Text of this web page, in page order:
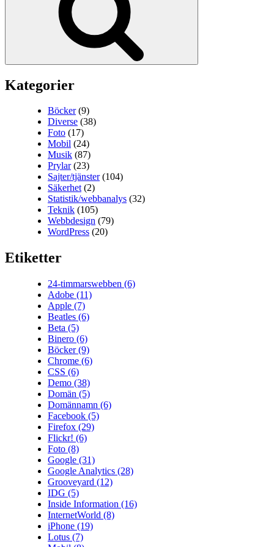
Kategorier
Böcker(9)
Diverse (38)
Foto (17)
Mobil (24)
Musik (87)
Prylar(23)
Sajter/tjänster(104)
Säkerhet(2)
Statistik/webbanalys (32)
Teknik (105)
Webbdesign (79)
WordPress (20)
Etiketter
24-timmarswebben (6)
Adobe (11)
Apple (7)
Beatles (6)
Beta (5)
Binero (6)
Böcker(9)
Chrome (6)
CSS (6)
Demo (38)
Domän (5)
Domännamn (6)
Facebook (5)
Firefox (29)
Flickr! (6)
Foto (8)
Google (31)
Google Analytics (28)
Grooveyard (12)
IDG (5)
Inside Information (16)
InternetWorld (8)
iPhone (19)
Lotus (7)